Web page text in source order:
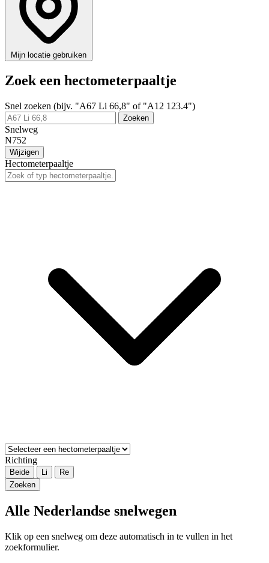
Mijn locatie gebruiken
Zoek een hectometerpaaltje
Snel zoeken (bijv. "A67 Li 66,8" of "A12 123.4")
Zoeken
Snelweg
N752
Wijzigen
Hectometerpaaltje
Richting
Beide Li
Re
Zoeken
Alle Nederlandse snelwegen
Klik op een snelweg om deze automatisch in te vullen in het
zoekformulier.